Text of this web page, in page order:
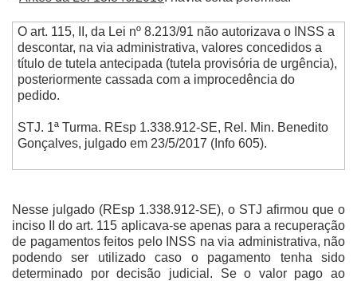
O art. 115, II, da Lei nº 8.213/91 não autorizava o INSS a
descontar, na via administrativa, valores concedidos a
título de tutela antecipada (tutela provisória de urgência),
posteriormente cassada com a improcedência do
pedido.
STJ. 1ª Turma. REsp 1.338.912-SE, Rel. Min. Benedito
Gonçalves, julgado em 23/5/2017 (Info 605).
Nesse julgado (REsp 1.338.912-SE), o STJ afirmou que o
inciso II do art. 115 aplicava-se apenas para a recuperação
de pagamentos feitos pelo INSS na via administrativa, não
podendo ser utilizado caso o pagamento tenha sido
determinado por decisão judicial. Se o valor pago ao